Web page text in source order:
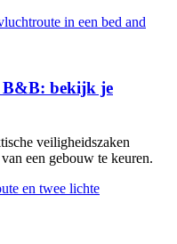
B&B: bekijk je
veiligheidszaken
een gebouw te keuren.